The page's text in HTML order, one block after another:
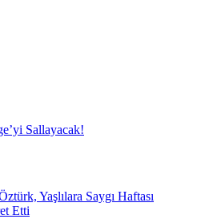
Sallayacak!
Yaşlılara Saygı Haftası
Etti